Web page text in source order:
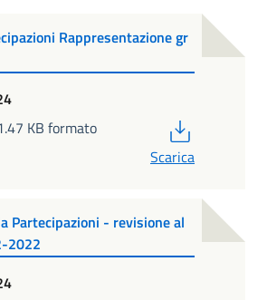
Rappresentazione gr
KB formato
Scarica
Partecipazioni - revisione al
2022